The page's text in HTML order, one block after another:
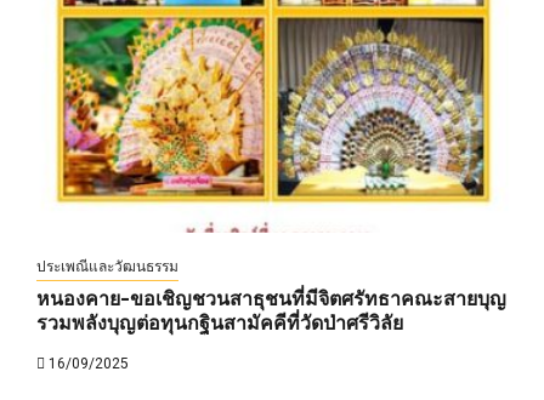
ประเพณีและวัฒนธรรม
หนองคาย-ขอเชิญชวนสาธุชนที่มีจิตศรัทธาคณะสายบุญ
รวมพลังบุญต่อทุนกฐินสามัคคีที่วัดป่าศรีวิลัย
16/09/2025